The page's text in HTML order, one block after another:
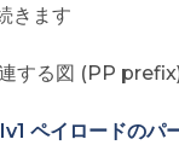
きます
する図 (PP
ペイロードのパ